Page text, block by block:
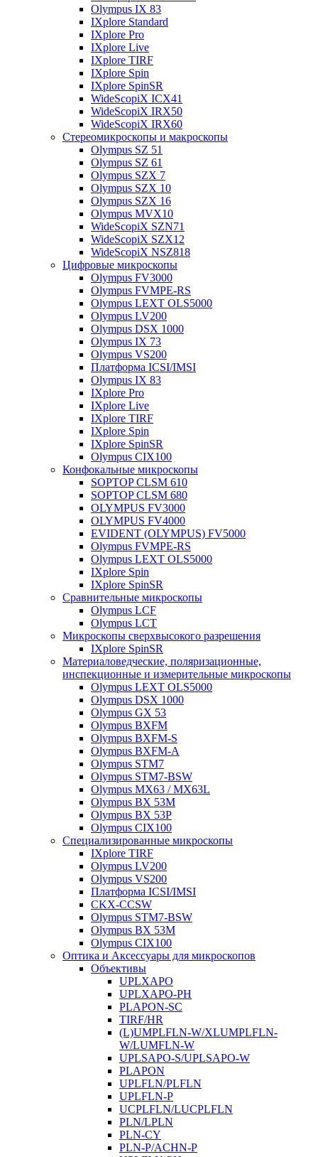
Olympus IX 83
IXplore Standard
IXplore Pro
IXplore Live
IXplore TIRF
IXplore Spin
IXplore SpinSR
WideScopiX ICX41
WideScopiX IRX50
WideScopiX IRX60
Стереомикроскопы и макроскопы
Olympus SZ 51
Olympus SZ 61
Olympus SZX 7
Olympus SZX 10
Olympus SZX 16
Olympus MVX10
WideScopiX SZN71
WideScopiX SZX12
WideScopiX NSZ818
Цифровые микроскопы
Olympus FV3000
Olympus FVMPE-RS
Olympus LEXT OLS5000
Olympus LV200
Olympus DSX 1000
Olympus IX 73
Olympus VS200
Платформа ICSI/IMSI
Olympus IX 83
IXplore Pro
IXplore Live
IXplore TIRF
IXplore Spin
IXplore SpinSR
Olympus CIX100
Конфокальные микроскопы
SOPTOP CLSM 610
SOPTOP CLSM 680
OLYMPUS FV3000
OLYMPUS FV4000
EVIDENT (OLYMPUS) FV5000
Olympus FVMPE-RS
Olympus LEXT OLS5000
IXplore Spin
IXplore SpinSR
Сравнительные микроскопы
Olympus LCF
Olympus LCT
Микроскопы сверхвысокого разрешения
IXplore SpinSR
Материаловедческие, поляризационные,
инспекционные и измерительные микроскопы
Olympus LEXT OLS5000
Olympus DSX 1000
Olympus GX 53
Olympus BXFM
Olympus BXFM-S
Olympus BXFM-A
Olympus STM7
Olympus STM7-BSW
Olympus MX63 / MX63L
Olympus BX 53M
Olympus BX 53P
Olympus CIX100
Специализированные микроскопы
IXplore TIRF
Olympus LV200
Olympus VS200
Платформа ICSI/IMSI
CKX-CCSW
Olympus STM7-BSW
Olympus BX 53M
Olympus CIX100
Оптика и Аксессуары для микроскопов
Объективы
UPLXAPO
UPLXAPO-PH
PLAPON-SC
TIRF/HR
(L)UMPLFLN-W/XLUMPLFLN-
W/LUMFLN-W
UPLSAPO-S/UPLSAPO-W
PLAPON
UPLFLN/PLFLN
UPLFLN-P
UCPLFLN/LUCPLFLN
PLN/LPLN
PLN-CY
PLN-P/ACHN-P